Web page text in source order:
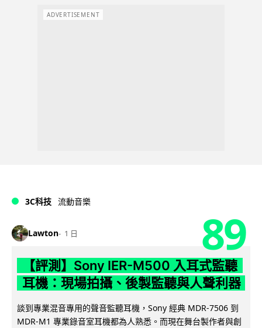
ADVERTISEMENT
3C科技 流動音樂
Lawton 1 日 89
【評測】Sony IER-M500 入耳式監聽
耳機：現場拍攝、後製監聽與人聲利器
談到專業混音專用的聲音監聽耳機，Sony 經典 MDR-7506 到
MDR-M1 專業錄音室耳機都為人熟悉。而現在舞台製作者與創